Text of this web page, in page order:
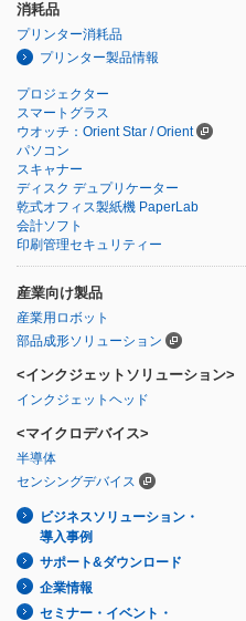
消耗品
プリンター消耗品
プリンター製品情報
プロジェクター
スマートグラス
ウオッチ：Orient Star / Orient
パソコン
スキャナー
ディスク デュプリケーター
乾式オフィス製紙機 PaperLab
会計ソフト
印刷管理セキュリティー
産業向け製品
産業用ロボット
部品成形ソリューション
<インクジェットソリューション>
インクジェットヘッド
<マイクロデバイス>
半導体
センシングデバイス
ビジネスソリューション・
導入事例
サポート&ダウンロード
企業情報
セミナー・イベント・